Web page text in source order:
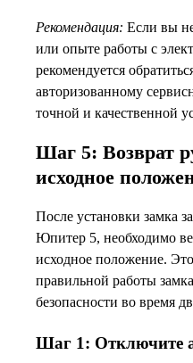
Рекомендация: Если вы
или опыте работы с
рекомендуется
авторизованному
точной и качественной
Шаг 5: Возврат
исходное
После установки замка
Юпитер 5, необходимо
исходное положение.
правильной работы
безопасности во время
Шаг 1: Отключите